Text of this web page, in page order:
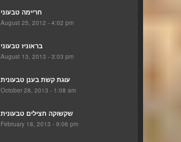
חריימה טבעוני
August 25, 2012 - 4:02 pm
בראוניז טבעוני
August 13, 2013 - 3:03 pm
עוגת קשת בענן טבעונית
October 28, 2013 - 1:08 am
שקשוקה חצילים טבעונית
February 18, 2013 - 9:06 pm